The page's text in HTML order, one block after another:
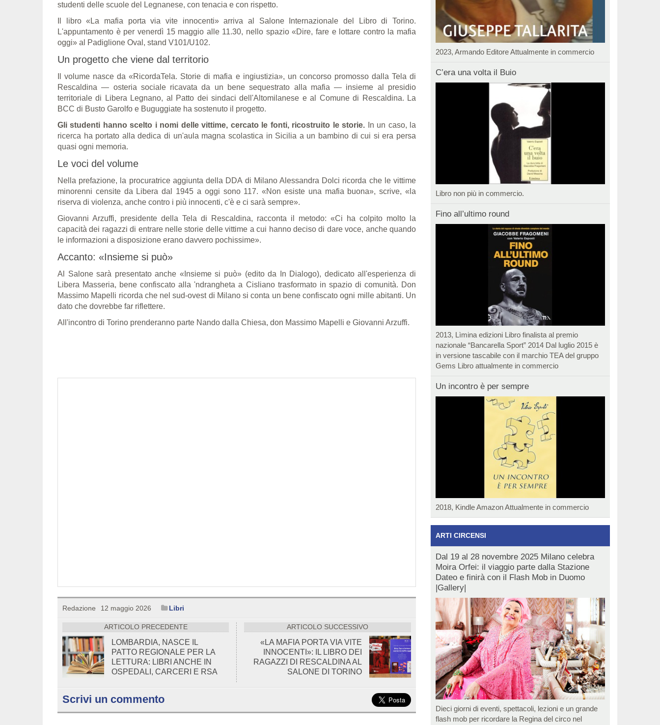
studenti delle scuole del Legnanese, con tenacia e con rispetto.
Il libro «La mafia porta via vite innocenti» arriva al Salone Internazionale del Libro di Torino.
L'appuntamento è per venerdì 15 maggio alle 11.30, nello spazio «Dire, fare e lottare contro la mafia
oggi» al Padiglione Oval, stand V101/U102.
Un progetto che viene dal territorio
Il volume nasce da «RicordaTela. Storie di mafia e ingiustizia», un concorso promosso dalla Tela di
Rescaldina — osteria sociale ricavata da un bene sequestrato alla mafia — insieme al presidio
territoriale di Libera Legnano, al Patto dei sindaci dell'Altomilanese e al Comune di Rescaldina. La
BCC di Busto Garolfo e Buguggiate ha sostenuto il progetto.
Gli studenti hanno scelto i nomi delle vittime, cercato le fonti, ricostruito le storie. In un caso, la
ricerca ha portato alla dedica di un'aula magna scolastica in Sicilia a un bambino di cui si era persa
quasi ogni memoria.
Le voci del volume
Nella prefazione, la procuratrice aggiunta della DDA di Milano Alessandra Dolci ricorda che le vittime
minorenni censite da Libera dal 1945 a oggi sono 117. «Non esiste una mafia buona», scrive, «la
riserva di violenza, anche contro i più innocenti, c'è e ci sarà sempre».
Giovanni Arzuffi, presidente della Tela di Rescaldina, racconta il metodo: «Ci ha colpito molto la
capacità dei ragazzi di entrare nelle storie delle vittime a cui hanno deciso di dare voce, anche quando
le informazioni a disposizione erano davvero pochissime».
Accanto: «Insieme si può»
Al Salone sarà presentato anche «Insieme si può» (edito da In Dialogo), dedicato all'esperienza di
Libera Masseria, bene confiscato alla 'ndrangheta a Cisliano trasformato in spazio di comunità. Don
Massimo Mapelli ricorda che nel sud-ovest di Milano si conta un bene confiscato ogni mille abitanti. Un
dato che dovrebbe far riflettere.
All'incontro di Torino prenderanno parte Nando dalla Chiesa, don Massimo Mapelli e Giovanni Arzuffi.
Redazione 12 maggio 2026 Libri
ARTICOLO PRECEDENTE
LOMBARDIA, NASCE IL
PATTO REGIONALE PER LA
LETTURA: LIBRI ANCHE IN
OSPEDALI, CARCERI E RSA
ARTICOLO SUCCESSIVO
«LA MAFIA PORTA VIA VITE
INNOCENTI»: IL LIBRO DEI
RAGAZZI DI RESCALDINA AL
SALONE DI TORINO
Scrivi un commento
2023, Armando Editore Attualmente in commercio
C’era una volta il Buio
Libro non più in commercio.
Fino all’ultimo round
2013, Lìmina edizioni Libro finalista al premio
nazionale “Bancarella Sport” 2014 Dal luglio 2015 è
in versione tascabile con il marchio TEA del gruppo
Gems Libro attualmente in commercio
Un incontro è per sempre
2018, Kindle Amazon Attualmente in commercio
ARTI CIRCENSI
Dal 19 al 28 novembre 2025 Milano celebra
Moira Orfei: il viaggio parte dalla Stazione
Dateo e finirà con il Flash Mob in Duomo
|Gallery|
Dieci giorni di eventi, spettacoli, lezioni e un grande
flash mob per ricordare la Regina del circo nel